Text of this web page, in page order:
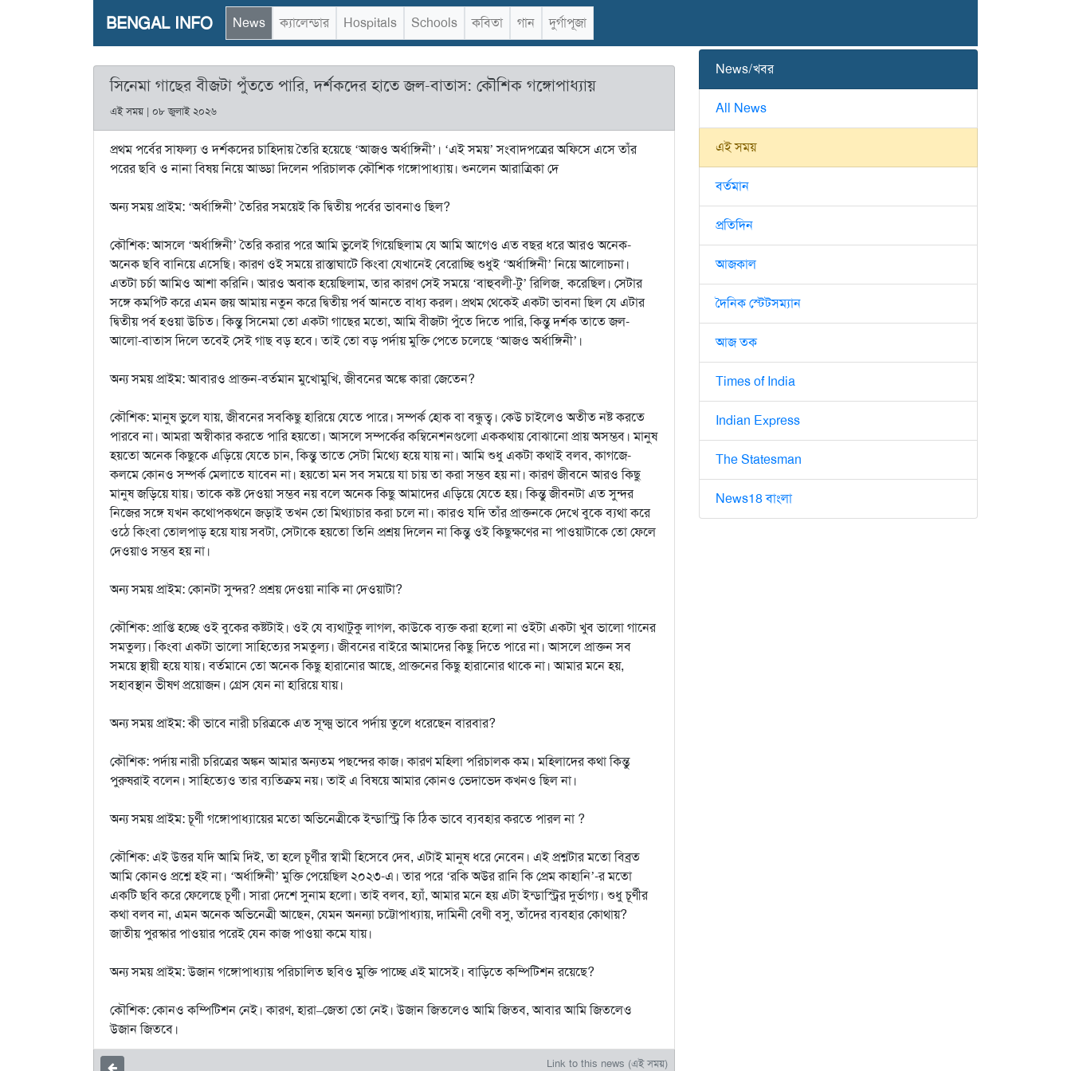
BENGAL INFO News ক্যালেন্ডার Hospitals Schools কবিতা গান দুর্গাপূজা
সিনেমা গাছের বীজটা পুঁততে পারি, দর্শকদের হাতে জল-বাতাস: কৌশিক গঙ্গোপাধ্যায়
এই সময় | ০৮ জুলাই ২০২৬
প্রথম পর্বের সাফল্য ও দর্শকদের চাহিদায় তৈরি হয়েছে ‘আজও অর্ধাঙ্গিনী’। ‘এই সময়’ সংবাদপত্রের অফিসে এসে তাঁর
পরের ছবি ও নানা বিষয় নিয়ে আড্ডা দিলেন পরিচালক কৌশিক গঙ্গোপাধ্যায়। শুনলেন আরাত্রিকা দে
অন্য সময় প্রাইম: ‘অর্ধাঙ্গিনী’ তৈরির সময়েই কি দ্বিতীয় পর্বের ভাবনাও ছিল?
কৌশিক: আসলে ‘অর্ধাঙ্গিনী’ তৈরি করার পরে আমি ভুলেই গিয়েছিলাম যে আমি আগেও এত বছর ধরে আরও অনেক-
অনেক ছবি বানিয়ে এসেছি। কারণ ওই সময়ে রাস্তাঘাটে কিংবা যেখানেই বেরোচ্ছি শুধুই ‘অর্ধাঙ্গিনী’ নিয়ে আলোচনা।
এতটা চর্চা আমিও আশা করিনি। আরও অবাক হয়েছিলাম, তার কারণ সেই সময়ে ‘বাহুবলী-টু’ রিলিজ় করেছিল। সেটার
সঙ্গে কমপিট করে এমন জয় আমায় নতুন করে দ্বিতীয় পর্ব আনতে বাধ্য করল। প্রথম থেকেই একটা ভাবনা ছিল যে এটার
দ্বিতীয় পর্ব হওয়া উচিত। কিন্তু সিনেমা তো একটা গাছের মতো, আমি বীজটা পুঁতে দিতে পারি, কিন্তু দর্শক তাতে জল-
আলো-বাতাস দিলে তবেই সেই গাছ বড় হবে। তাই তো বড় পর্দায় মুক্তি পেতে চলেছে ‘আজও অর্ধাঙ্গিনী’।
অন্য সময় প্রাইম: আবারও প্রাক্তন-বর্তমান মুখোমুখি, জীবনের অঙ্কে কারা জেতেন?
কৌশিক: মানুষ ভুলে যায়, জীবনের সবকিছু হারিয়ে যেতে পারে। সম্পর্ক হোক বা বন্ধুত্ব। কেউ চাইলেও অতীত নষ্ট করতে
পারবে না। আমরা অস্বীকার করতে পারি হয়তো। আসলে সম্পর্কের কম্বিনেশনগুলো এককথায় বোঝানো প্রায় অসম্ভব। মানুষ
হয়তো অনেক কিছুকে এড়িয়ে যেতে চান, কিন্তু তাতে সেটা মিথ্যে হয়ে যায় না। আমি শুধু একটা কথাই বলব, কাগজে-
কলমে কোনও সম্পর্ক মেলাতে যাবেন না। হয়তো মন সব সময়ে যা চায় তা করা সম্ভব হয় না। কারণ জীবনে আরও কিছু
মানুষ জড়িয়ে যায়। তাকে কষ্ট দেওয়া সম্ভব নয় বলে অনেক কিছু আমাদের এড়িয়ে যেতে হয়। কিন্তু জীবনটা এত সুন্দর
নিজের সঙ্গে যখন কথোপকথনে জড়াই তখন তো মিথ্যাচার করা চলে না। কারও যদি তাঁর প্রাক্তনকে দেখে বুকে ব্যথা করে
ওঠে কিংবা তোলপাড় হয়ে যায় সবটা, সেটাকে হয়তো তিনি প্রশ্রয় দিলেন না কিন্তু ওই কিছুক্ষণের না পাওয়াটাকে তো ফেলে
দেওয়াও সম্ভব হয় না।
অন্য সময় প্রাইম: কোনটা সুন্দর? প্রশ্রয় দেওয়া নাকি না দেওয়াটা?
কৌশিক: প্রাপ্তি হচ্ছে ওই বুকের কষ্টটাই। ওই যে ব্যথাটুকু লাগল, কাউকে ব্যক্ত করা হলো না ওইটা একটা খুব ভালো গানের
সমতুল্য। কিংবা একটা ভালো সাহিত্যের সমতুল্য। জীবনের বাইরে আমাদের কিছু দিতে পারে না। আসলে প্রাক্তন সব
সময়ে স্থায়ী হয়ে যায়। বর্তমানে তো অনেক কিছু হারানোর আছে, প্রাক্তনের কিছু হারানোর থাকে না। আমার মনে হয়,
সহাবস্থান ভীষণ প্রয়োজন। গ্রেস যেন না হারিয়ে যায়।
অন্য সময় প্রাইম: কী ভাবে নারী চরিত্রকে এত সূক্ষ্ম ভাবে পর্দায় তুলে ধরেছেন বারবার?
কৌশিক: পর্দায় নারী চরিত্রের অঙ্কন আমার অন্যতম পছন্দের কাজ। কারণ মহিলা পরিচালক কম। মহিলাদের কথা কিন্তু
পুরুষরাই বলেন। সাহিত্যেও তার ব্যতিক্রম নয়। তাই এ বিষয়ে আমার কোনও ভেদাভেদ কখনও ছিল না।
অন্য সময় প্রাইম: চূর্ণী গঙ্গোপাধ্যায়ের মতো অভিনেত্রীকে ইন্ডাস্ট্রি কি ঠিক ভাবে ব্যবহার করতে পারল না ?
কৌশিক: এই উত্তর যদি আমি দিই, তা হলে চূর্ণীর স্বামী হিসেবে দেব, এটাই মানুষ ধরে নেবেন। এই প্রশ্নটার মতো বিব্রত
আমি কোনও প্রশ্নে হই না। ‘অর্ধাঙ্গিনী’ মুক্তি পেয়েছিল ২০২৩-এ। তার পরে ‘রকি অউর রানি কি প্রেম কাহানি’-র মতো
একটি ছবি করে ফেলেছে চূর্ণী। সারা দেশে সুনাম হলো। তাই বলব, হ্যাঁ, আমার মনে হয় এটা ইন্ডাস্ট্রির দুর্ভাগ্য। শুধু চূর্ণীর
কথা বলব না, এমন অনেক অভিনেত্রী আছেন, যেমন অনন্যা চট্টোপাধ্যায়, দামিনী বেণী বসু, তাঁদের ব্যবহার কোথায়?
জাতীয় পুরস্কার পাওয়ার পরেই যেন কাজ পাওয়া কমে যায়।
অন্য সময় প্রাইম: উজান গঙ্গোপাধ্যায় পরিচালিত ছবিও মুক্তি পাচ্ছে এই মাসেই। বাড়িতে কম্পিটিশন রয়েছে?
কৌশিক: কোনও কম্পিটিশন নেই। কারণ, হারা–জেতা তো নেই। উজান জিতলেও আমি জিতব, আবার আমি জিতলেও
উজান জিতবে।
Link to this news (এই সময়)
News/খবর
All News
এই সময়
বর্তমান
প্রতিদিন
আজকাল
দৈনিক স্টেটসম্যান
আজ তক
Times of India
Indian Express
The Statesman
News18 বাংলা